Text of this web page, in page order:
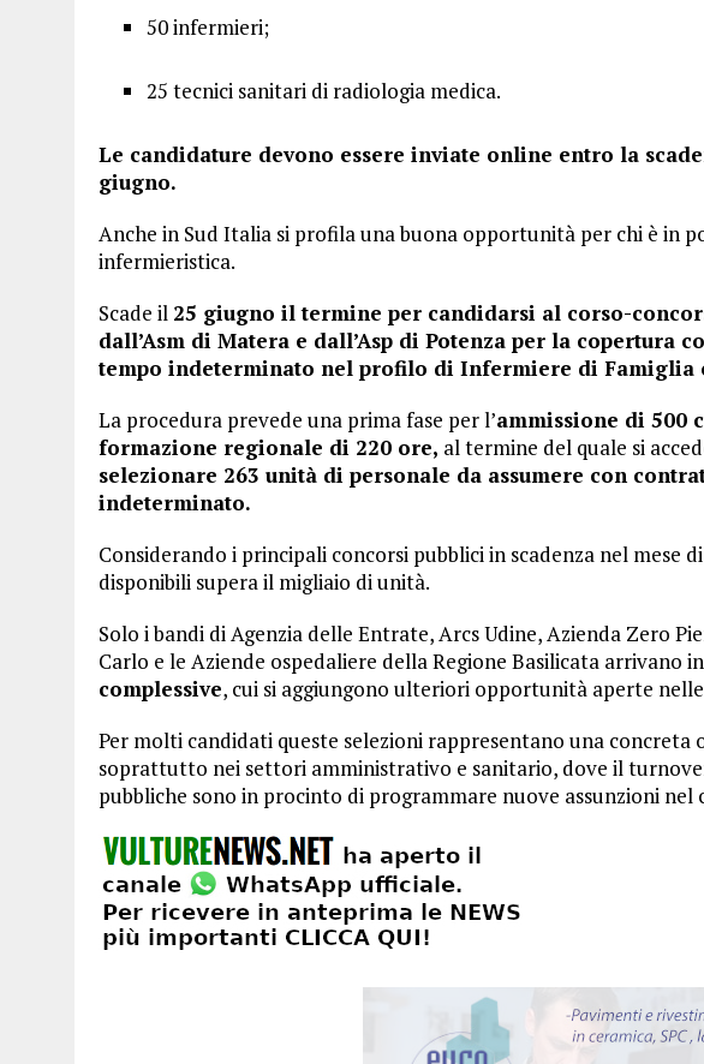
50 infermieri;
25 tecnici sanitari di radiologia medica.
Le candidature devono essere inviate online entro la
giugno.
Anche in Sud Italia si profila una buona opportunità per chi è in
infermieristica.
Scade il 25 giugno il termine per candidarsi al corso-
dall’Asm di Matera e dall’Asp di Potenza per la copertura
tempo indeterminato nel profilo di Infermiere di Famiglia
La procedura prevede una prima fase per l’ammissione di 500
formazione regionale di 220 ore, al termine del quale si
selezionare 263 unità di personale da assumere con
indeterminato.
Considerando i principali concorsi pubblici in scadenza nel mese
disponibili supera il migliaio di unità.
Solo i bandi di Agenzia delle Entrate, Arcs Udine, Azienda Zero
Carlo e le Aziende ospedaliere della Regione Basilicata arrivano
complessive, cui si aggiungono ulteriori opportunità aperte
Per molti candidati queste selezioni rappresentano una concreta
soprattutto nei settori amministrativo e sanitario, dove il
pubbliche sono in procinto di programmare nuove assunzioni nel